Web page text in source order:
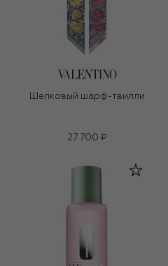
Шелковый шарф-твилли
27 700 ₽